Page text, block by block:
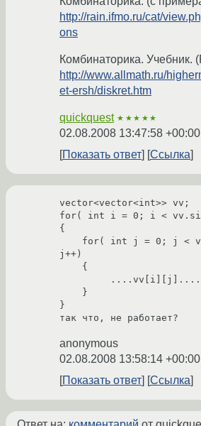
http://rain.ifmo.ru/cat/
ons
Комбинаторика. Учебник.
http://www.allmath.ru/
et-ersh/diskret.htm
quickquest ★★★★★
02.08.2008 13:47:58 +00:00
Показать ответ
Ссылка
vector<vector<int>> vv;
for( int i = 0; i <
{
j++)
}
так что, не работает?
anonymous
02.08.2008 13:58:14 +00:00
Показать ответ
Ссылка